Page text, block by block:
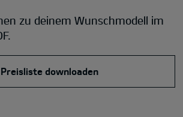
zu deinem Wunschmodell im
Preisliste downloaden